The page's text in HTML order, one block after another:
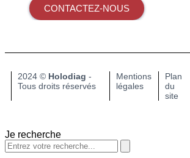
CONTACTEZ-NOUS
2024 © Holodiag -
Tous droits réservés​
Mentions
légales
Plan
du
site
Je recherche